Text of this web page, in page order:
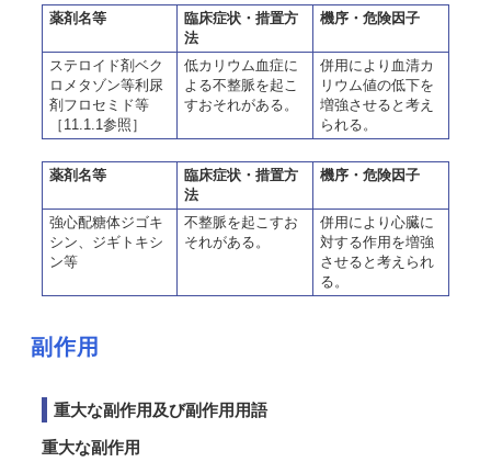
薬剤名等
臨床症状・措置方
法
機序・危険因子
ステロイド剤ベク
ロメタゾン等利尿
剤フロセミド等
［11.1.1参照］
低カリウム血症に
よる不整脈を起こ
すおそれがある。
併用により血清カ
リウム値の低下を
増強させると考え
られる。
薬剤名等
臨床症状・措置方
法
機序・危険因子
強心配糖体ジゴキ
シン、ジギトキシ
ン等
不整脈を起こすお
それがある。
併用により心臓に
対する作用を増強
させると考えられ
る。
副作用
重大な副作用及び副作用用語
重大な副作用